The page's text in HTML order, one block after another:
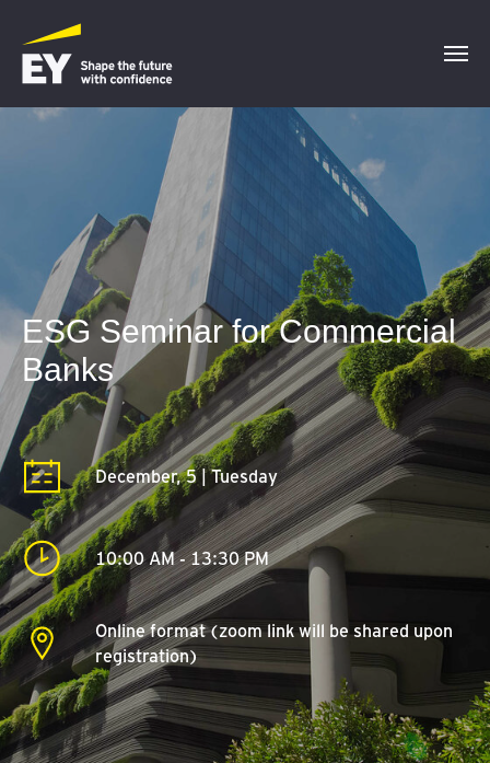
ESG Seminar for Commercial
Banks
December, 5 | Tuesday
10:00 AM - 13:30 PM
Online format (zoom link will be shared upon
registration)